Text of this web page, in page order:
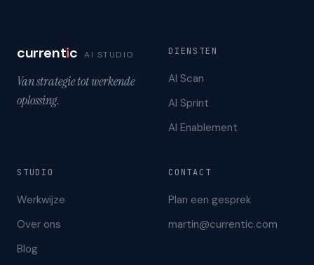
currentic AI STUDIO
Van strategie tot werkende
oplossing.
DIENSTEN
AI Scan
AI Sprint
AI Enablement
STUDIO
Werkwijze
Over ons
Blog
CONTACT
Plan een gesprek
martin@currentic.com